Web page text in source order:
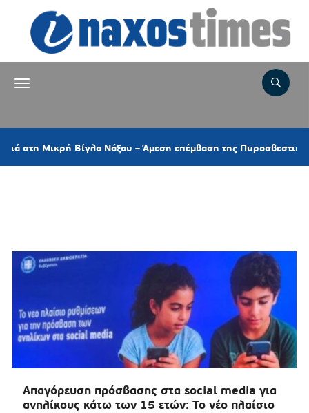
Βίγλα Νάξου – Άμεση επέμβαση της Πυροσβεστικής και
Απαγόρευση πρόσβασης στα social media για
ανηλίκους κάτω των 15 ετών: Το νέο πλαίσιο